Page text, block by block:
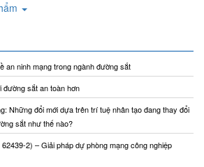
an ninh mạng trong ngành đường sắt
đường sắt an toàn hơn
Những đổi mới dựa trên trí tuệ nhân tạo đang thay đổi
sắt như thế nào?
2) – Giải pháp dự phòng mạng công nghiệp